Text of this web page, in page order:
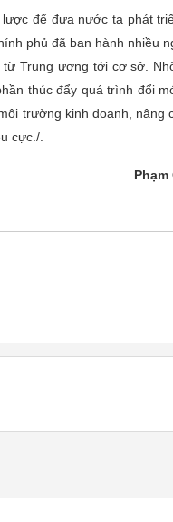
để đưa nước ta phát
phủ đã ban hành nhiều
Trung ương tới cơ sở.
thúc đẩy quá trình đổi
trường kinh doanh, nâng
cực./.